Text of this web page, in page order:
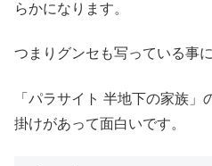
らかになります。
つまりグンセも写っている事
「パラサイト 半地下の家族
掛けがあって面白いです。